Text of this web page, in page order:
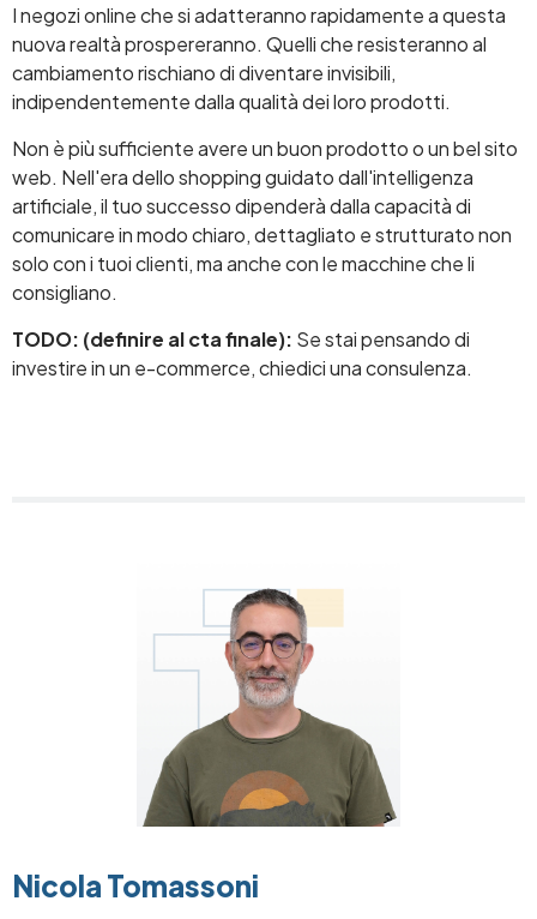
I negozi online che si adatteranno rapidamente a questa
nuova realtà prospereranno. Quelli che resisteranno al
cambiamento rischiano di diventare invisibili,
indipendentemente dalla qualità dei loro prodotti.
Non è più sufficiente avere un buon prodotto o un bel sito
web. Nell'era dello shopping guidato dall'intelligenza
artificiale, il tuo successo dipenderà dalla capacità di
comunicare in modo chiaro, dettagliato e strutturato non
solo con i tuoi clienti, ma anche con le macchine che li
consigliano.
TODO: (definire al cta finale): Se stai pensando di
investire in un e-commerce, chiedici una consulenza.
Nicola Tomassoni